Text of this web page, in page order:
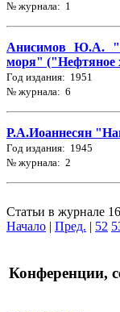
№ журнала: 1
Анисимов Ю.А.
моря" ("Нефтяное
Год издания: 1951
№ журнала: 6
Р.А.Иоаннесян
Год издания: 1945
№ журнала: 2
Статьи в журнале
Начало | Пред. | 52
Конференции,